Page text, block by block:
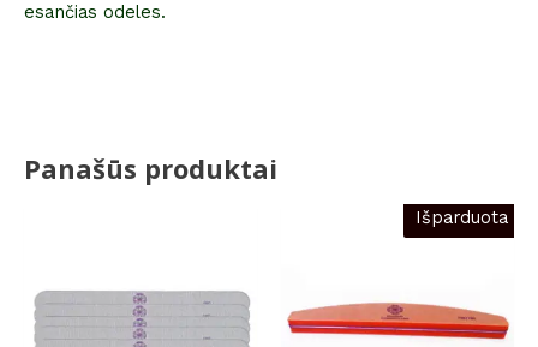
esančias odeles.
Panašūs produktai
Išparduota